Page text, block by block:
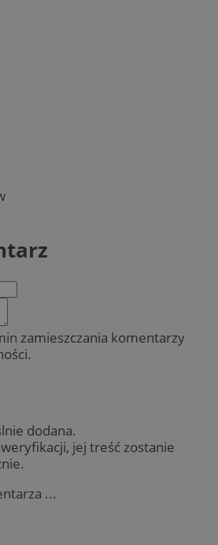
zamieszczania komentarzy
dodana.
jej treść zostanie
...